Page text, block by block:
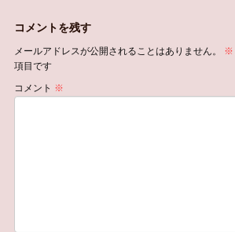
コメントを残す
メールアドレスが公開されることはありません。 ※
項目です
コメント ※